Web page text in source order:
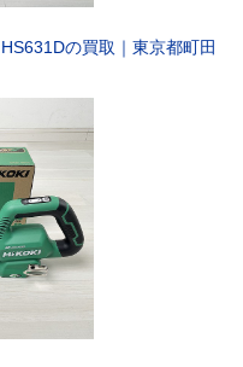
の買取｜東京都町田